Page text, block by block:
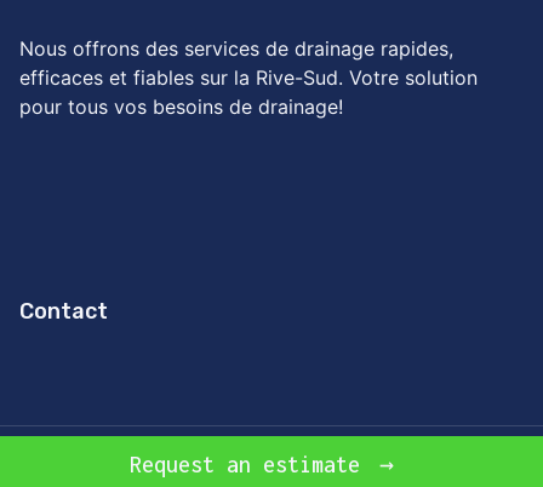
Request an estimate
Nous offrons des services de drainage rapides,
efficaces et fiables sur la Rive-Sud. Votre solution
pour tous vos besoins de drainage!
Contact
© 2026 Experts en drainage sur la Rive-Sud